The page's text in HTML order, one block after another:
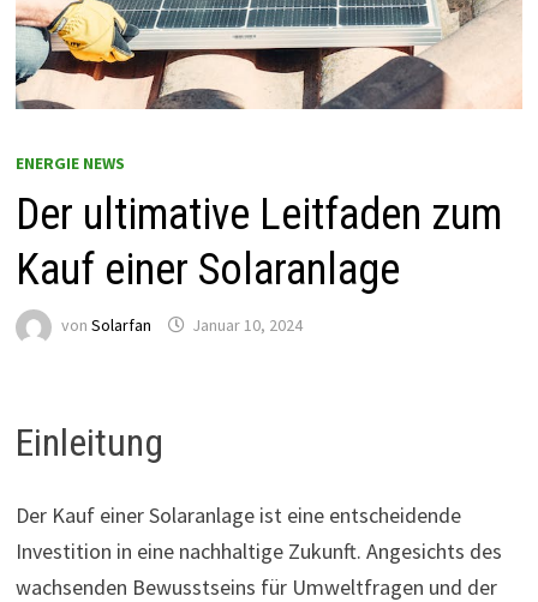
ENERGIE NEWS
Der ultimative Leitfaden zum
Kauf einer Solaranlage
von Solarfan Januar 10, 2024
Einleitung
Der Kauf einer Solaranlage ist eine entscheidende
Investition in eine nachhaltige Zukunft. Angesichts des
wachsenden Bewusstseins für Umweltfragen und der